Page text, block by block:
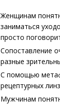
Женщинам
заниматься
просто
Сопоставление
разные
С помощью
рецептурных
Мужчинам